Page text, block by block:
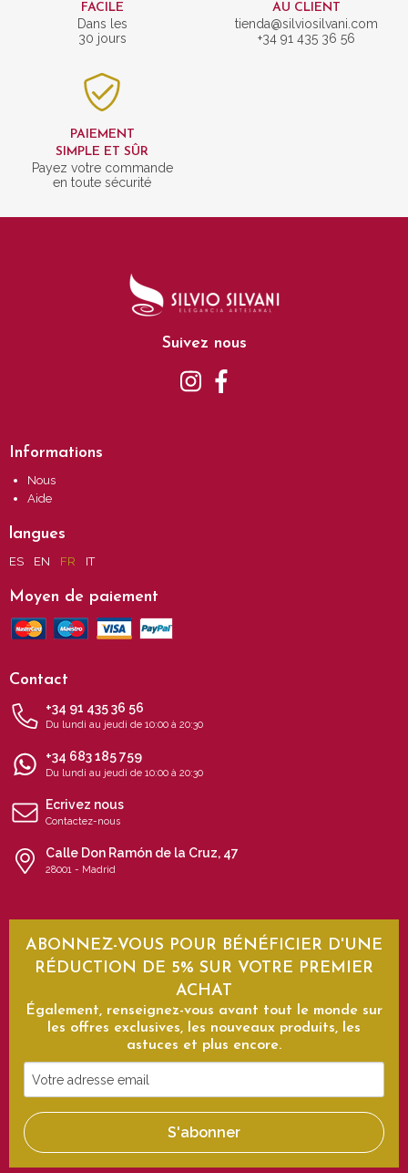
FACILE
Dans les
30 jours
AU CLIENT
tienda@silviosilvani.com
+34 91 435 36 56
PAIEMENT
SIMPLE ET SÛR
Payez votre commande
en toute sécurité
Suivez nous
Informations
Nous
Aide
langues
ES EN FR IT
Moyen de paiement
Contact
+34 91 435 36 56
Du lundi au jeudi de 10:00 à 20:30
+34 683 185 759
Du lundi au jeudi de 10:00 à 20:30
Ecrivez nous
Contactez-nous
Calle Don Ramón de la Cruz, 47
28001 - Madrid
ABONNEZ-VOUS POUR BÉNÉFICIER D'UNE
RÉDUCTION DE 5% SUR VOTRE PREMIER
ACHAT
Également, renseignez-vous avant tout le monde sur
les offres exclusives, les nouveaux produits, les
astuces et plus encore.
Votre
adresse
email
S'abonner